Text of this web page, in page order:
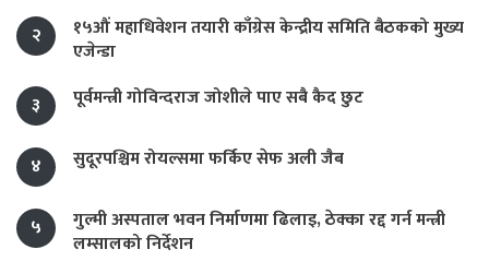
२
१५औं महाधिवेशन तयारी काँग्रेस केन्द्रीय समिति बैठकको मुख्य
एजेन्डा
३
पूर्वमन्त्री गोविन्दराज जोशीले पाए सबै कैद छुट
४ सुदूरपश्चिम रोयल्समा फर्किए सेफ अली जैब
५
गुल्मी अस्पताल भवन निर्माणमा ढिलाइ, ठेक्का रद्द गर्न मन्त्री
लम्सालको निर्देशन